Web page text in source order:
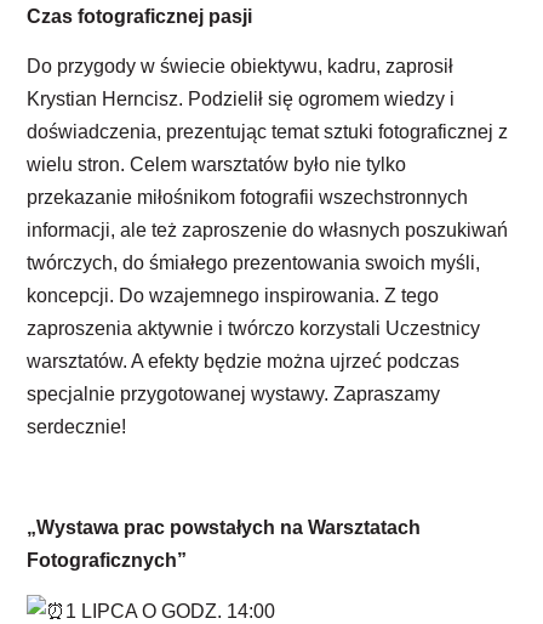
Czas fotograficznej pasji
Do przygody w świecie obiektywu, kadru, zaprosił
Krystian Herncisz. Podzielił się ogromem wiedzy i
doświadczenia, prezentując temat sztuki fotograficznej z
wielu stron. Celem warsztatów było nie tylko
przekazanie miłośnikom fotografii wszechstronnych
informacji, ale też zaproszenie do własnych poszukiwań
twórczych, do śmiałego prezentowania swoich myśli,
koncepcji. Do wzajemnego inspirowania. Z tego
zaproszenia aktywnie i twórczo korzystali Uczestnicy
warsztatów. A efekty będzie można ujrzeć podczas
specjalnie przygotowanej wystawy. Zapraszamy
serdecznie!
„Wystawa prac powstałych na Warsztatach
Fotograficznych”
1 LIPCA O GODZ. 14:00